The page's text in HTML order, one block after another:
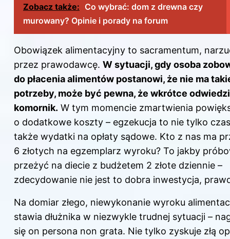
Zobacz także: Co wybrać: dom z drewna czy
murowany? Opinie i porady na forum
Obowiązek alimentacyjny to sacramentum,
przez prawodawcę. W sytuacji, gdy osoba
do płacenia alimentów postanowi, że nie ma
potrzeby, może być pewna, że wkrótce
komornik. W tym momencie zmartwienia
o dodatkowe koszty – egzekucja to nie tylko
także wydatki na opłaty sądowe. Kto z nas ma
6 złotych na egzemplarz wyroku? To jakby
przeżyć na diecie z budżetem 2 złote dziennie –
zdecydowanie nie jest to dobra inwestycja,
Na domiar złego, niewykonanie wyroku
stawia dłużnika w niezwykle trudnej sytuacji –
się on persona non grata. Nie tylko zyskuje złą